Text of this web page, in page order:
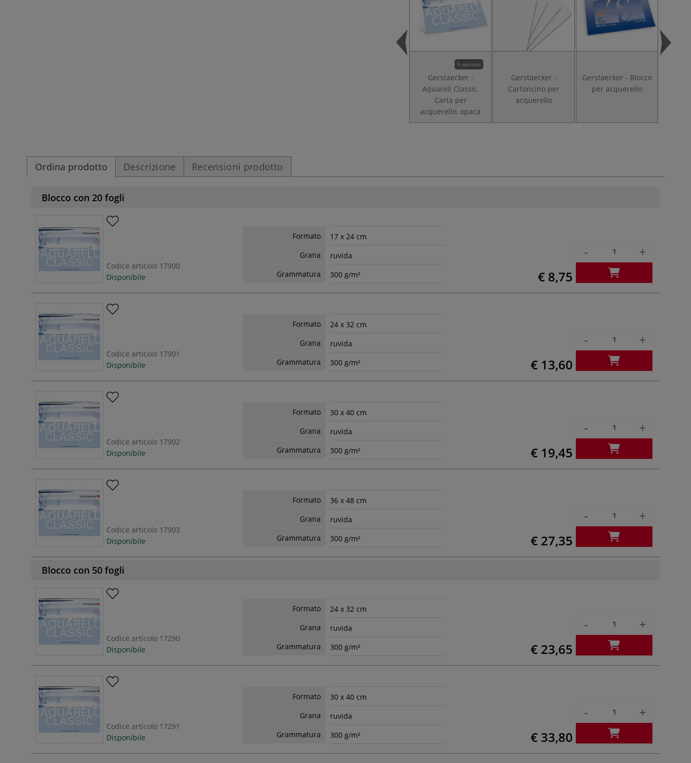
9 varianti
Gerstaecker -
Aquarell Classic,
Carta per
acquerello, opaca
Gerstaecker -
Cartoncino per
acquerello
Gerstaecker - Blocco
per acquerello
Ordina prodotto Descrizione Recensioni prodotto
Blocco con 20 fogli
Codice articolo 17900
Disponibile
Formato
17 x 24 cm
Grana
ruvida
Grammatura
300 g/m² € 8,75
- +
Codice articolo 17901
Disponibile
Formato
24 x 32 cm
Grana
ruvida
Grammatura
300 g/m² € 13,60
- +
Codice articolo 17902
Disponibile
Formato
30 x 40 cm
Grana
ruvida
Grammatura
300 g/m² € 19,45
- +
Codice articolo 17903
Disponibile
Formato
36 x 48 cm
Grana
ruvida
Grammatura
300 g/m² € 27,35
- +
Blocco con 50 fogli
Codice articolo 17290
Disponibile
Formato
24 x 32 cm
Grana
ruvida
Grammatura
300 g/m² € 23,65
- +
Codice articolo 17291
Disponibile
Formato
30 x 40 cm
Grana
ruvida
Grammatura
300 g/m² € 33,80
- +